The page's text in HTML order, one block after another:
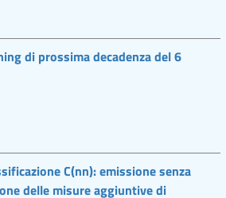
di prossima decadenza del 6
C(nn): emissione senza
delle misure aggiuntive di